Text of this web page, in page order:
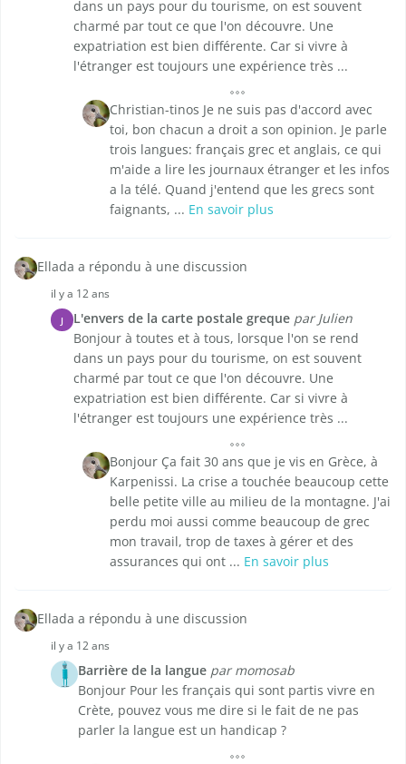
dans un pays pour du tourisme, on est souvent
charmé par tout ce que l'on découvre. Une
expatriation est bien différente. Car si vivre à
l'étranger est toujours une expérience très ...
Christian-tinos Je ne suis pas d'accord avec
toi, bon chacun a droit a son opinion. Je parle
trois langues: français grec et anglais, ce qui
m'aide a lire les journaux étranger et les infos
a la télé. Quand j'entend que les grecs sont
faignants, ... En savoir plus
Ellada a répondu à une discussion
il y a 12 ans
J L'envers de la carte postale greque par Julien
Bonjour à toutes et à tous, lorsque l'on se rend
dans un pays pour du tourisme, on est souvent
charmé par tout ce que l'on découvre. Une
expatriation est bien différente. Car si vivre à
l'étranger est toujours une expérience très ...
Bonjour Ça fait 30 ans que je vis en Grèce, à
Karpenissi. La crise a touchée beaucoup cette
belle petite ville au milieu de la montagne. J'ai
perdu moi aussi comme beaucoup de grec
mon travail, trop de taxes à gérer et des
assurances qui ont ... En savoir plus
Ellada a répondu à une discussion
il y a 12 ans
Barrière de la langue par momosab
Bonjour Pour les français qui sont partis vivre en
Crète, pouvez vous me dire si le fait de ne pas
parler la langue est un handicap ?